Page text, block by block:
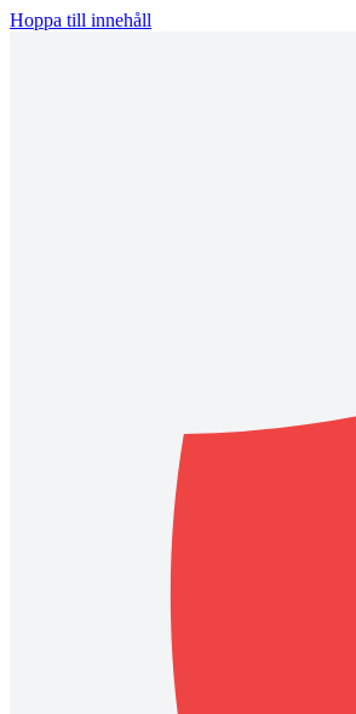
Hoppa till innehåll